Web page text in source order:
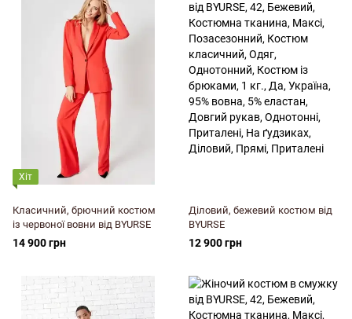
Хіт
Класичний, брючний костюм
із червоної вовни від BYURSE
14 900 грн
Діловий, бежевий костюм від
BYURSE
12 900 грн